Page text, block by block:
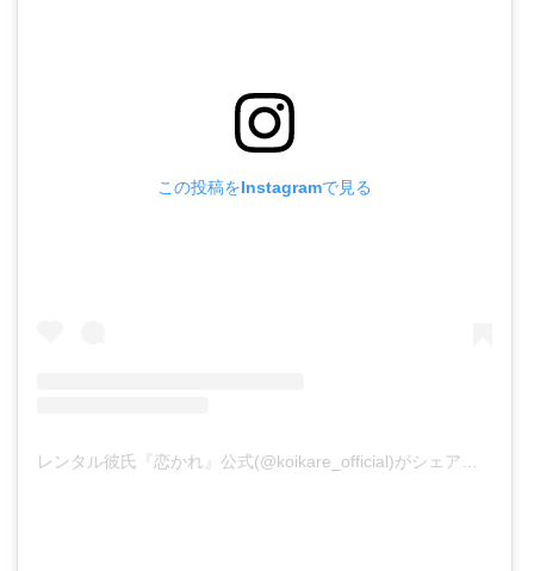
この投稿をInstagramで見る
レンタル彼氏『恋かれ』公式(@koikare_official)がシェアした投稿